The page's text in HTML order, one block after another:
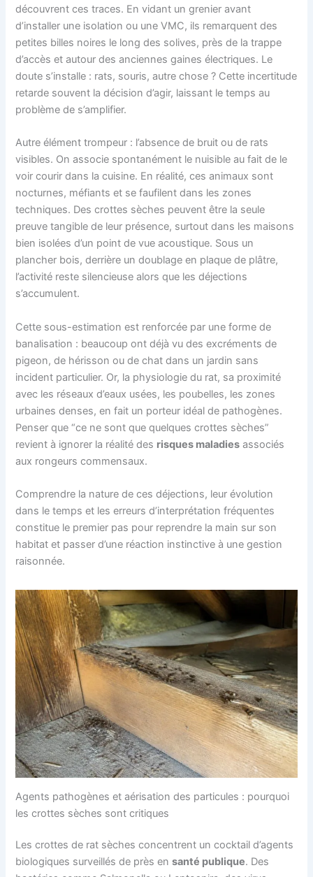
découvrent ces traces. En vidant un grenier avant
d’installer une isolation ou une VMC, ils remarquent des
petites billes noires le long des solives, près de la trappe
d’accès et autour des anciennes gaines électriques. Le
doute s’installe : rats, souris, autre chose ? Cette incertitude
retarde souvent la décision d’agir, laissant le temps au
problème de s’amplifier.
Autre élément trompeur : l’absence de bruit ou de rats
visibles. On associe spontanément le nuisible au fait de le
voir courir dans la cuisine. En réalité, ces animaux sont
nocturnes, méfiants et se faufilent dans les zones
techniques. Des crottes sèches peuvent être la seule
preuve tangible de leur présence, surtout dans les maisons
bien isolées d’un point de vue acoustique. Sous un
plancher bois, derrière un doublage en plaque de plâtre,
l’activité reste silencieuse alors que les déjections
s’accumulent.
Cette sous-estimation est renforcée par une forme de
banalisation : beaucoup ont déjà vu des excréments de
pigeon, de hérisson ou de chat dans un jardin sans
incident particulier. Or, la physiologie du rat, sa proximité
avec les réseaux d’eaux usées, les poubelles, les zones
urbaines denses, en fait un porteur idéal de pathogènes.
Penser que “ce ne sont que quelques crottes sèches”
revient à ignorer la réalité des risques maladies associés
aux rongeurs commensaux.
Comprendre la nature de ces déjections, leur évolution
dans le temps et les erreurs d’interprétation fréquentes
constitue le premier pas pour reprendre la main sur son
habitat et passer d’une réaction instinctive à une gestion
raisonnée.
Agents pathogènes et aérisation des particules : pourquoi
les crottes sèches sont critiques
Les crottes de rat sèches concentrent un cocktail d’agents
biologiques surveillés de près ensanté publique. Des